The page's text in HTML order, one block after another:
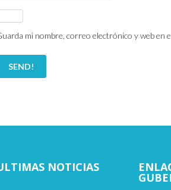
mi nombre, correo electrónico y web en
NOTICIAS